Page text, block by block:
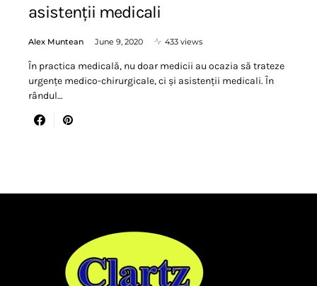
asistenții medicali
Alex Muntean June 9, 2020 433 views
În practica medicală, nu doar medicii au ocazia să trateze
urgențe medico-chirurgicale, ci și asistenții medicali. În
rândul…